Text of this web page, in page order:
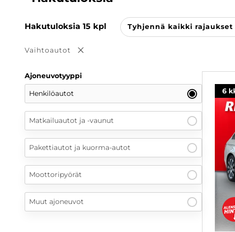
Hakutuloksia 15 kpl Tyhjennä kaikki rajaukset
Vaihtoautot Poista valinta
Ajoneuvotyyppi
Henkilöautot
Matkailuautot ja -vaunut
Pakettiautot ja kuorma-autot
Moottoripyörät
Muut ajoneuvot
6